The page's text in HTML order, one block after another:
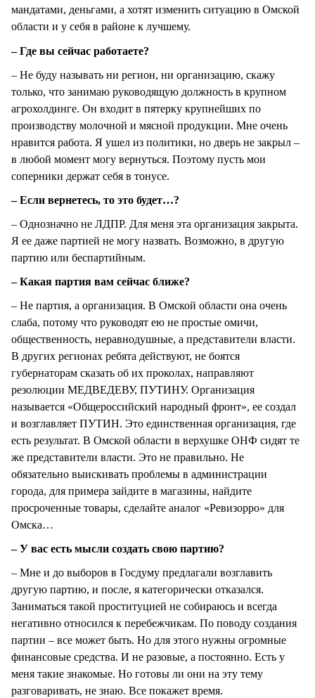
мандатами, деньгами, а хотят изменить ситуацию в Омской
области и у себя в районе к лучшему.
– Где вы сейчас работаете?
– Не буду называть ни регион, ни организацию, скажу
только, что занимаю руководящую должность в крупном
агрохолдинге. Он входит в пятерку крупнейших по
производству молочной и мясной продукции. Мне очень
нравится работа. Я ушел из политики, но дверь не закрыл –
в любой момент могу вернуться. Поэтому пусть мои
соперники держат себя в тонусе.
– Если вернетесь, то это будет…?
– Однозначно не ЛДПР. Для меня эта организация закрыта.
Я ее даже партией не могу назвать. Возможно, в другую
партию или беспартийным.
– Какая партия вам сейчас ближе?
– Не партия, а организация. В Омской области она очень
слаба, потому что руководят ею не простые омичи,
общественность, неравнодушные, а представители власти.
В других регионах ребята действуют, не боятся
губернаторам сказать об их проколах, направляют
резолюции МЕДВЕДЕВУ, ПУТИНУ. Организация
называется «Общероссийский народный фронт», ее создал
и возглавляет ПУТИН. Это единственная организация, где
есть результат. В Омской области в верхушке ОНФ сидят те
же представители власти. Это не правильно. Не
обязательно выискивать проблемы в администрации
города, для примера зайдите в магазины, найдите
просроченные товары, сделайте аналог «Ревизорро» для
Омска…
– У вас есть мысли создать свою партию?
– Мне и до выборов в Госдуму предлагали возглавить
другую партию, и после, я категорически отказался.
Заниматься такой проституцией не собираюсь и всегда
негативно относился к перебежчикам. По поводу создания
партии – все может быть. Но для этого нужны огромные
финансовые средства. И не разовые, а постоянно. Есть у
меня такие знакомые. Но готовы ли они на эту тему
разговаривать, не знаю. Все покажет время.